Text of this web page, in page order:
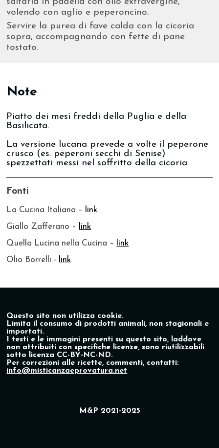
volendo con aglio e peperoncino.
Servire la purea di fave calda con la cicoria
sopra, accompagnando con fette di pane
tostato.
Note
Piatto dei mesi freddi della Puglia e della
Basilicata.
La versione lucana prevede a volte il peperone
crusco (es. peperoni secchi di Senise)
spezzettati messi nel soffritto della cicoria.
Fonti
La Cucina Italiana – link
Giallo Zafferano – link
Quella Lucina nella Cucina – link
Olio Borrelli - link
Questo sito non utilizza cookie.
Limita il consumo di prodotti animali, non stagionali e
importati.
I testi e le immagini presenti su questo sito, laddove
non attribuiti con specifiche licenze, sono riutilizzabili
sotto licenza CC-BY-NC-ND.
Per correzioni alle ricette, commenti, contatti:
info@misticanzaeprovatura.net
M&P 2021-2025